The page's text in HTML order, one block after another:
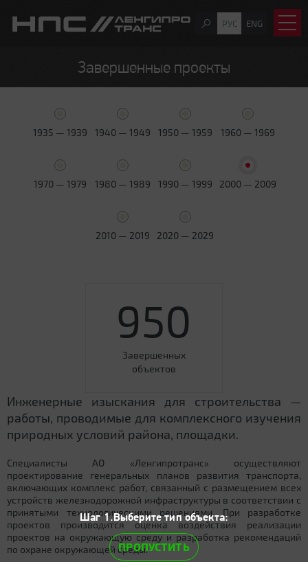
РУС ENG
Завершенные проекты
1935 — 1939 1940 — 1949 1950 — 1959 1960 — 1969
1970 — 1979 1980 — 1989 1990 — 1999 2000 — 2009
2010 — 2019 2020 — 2029
950
Завершенных
объектов
Инженерные изыскания для строительства —
работы, проводимые для комплексного изучения
природных условий района, площадки.
Специалисты АО «Ленгипротранс» осуществляют
проектирование генеральных планов развития транспорта,
включающих комплекс работ, связанный с размещением всех
устройств железнодорожной инфраструктуры в соответствии с
принятыми технологическими решениями. При разработке
проектов производится оценка воздействия реализации
проектов на окружающую среду и разработка рекомендаций
по охране окружающей среды.
Шаг 1.Выберите тип объекта:
ПРОПУСТИТЬ